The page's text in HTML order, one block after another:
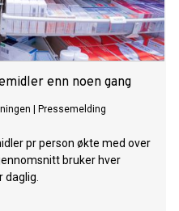
enn noen gang
Pressemelding
pr person økte med over
bruker hver
daglig.